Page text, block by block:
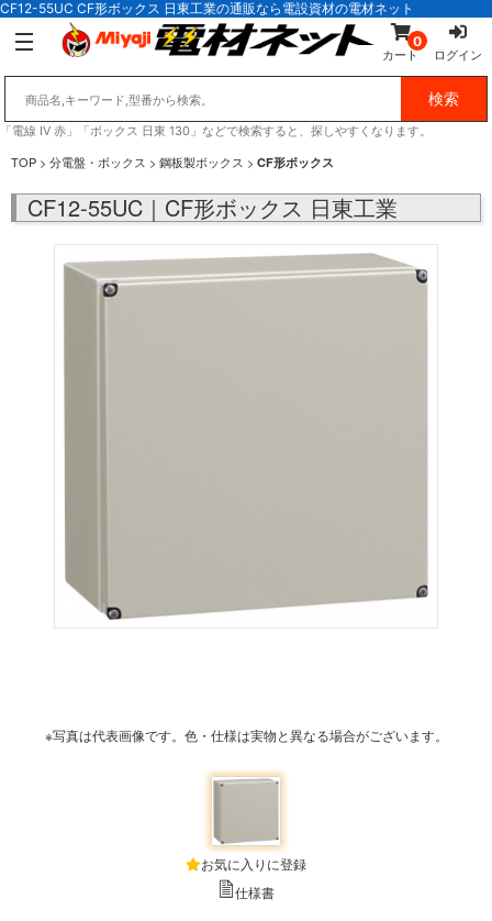
CF12-55UC CF形ボックス 日東工業の通販なら電設資材の電材ネット
0
カート ログイン
「電線 IV 赤」「ボックス 日東 130」などで検索すると、探しやすくなります。
TOP > 分電盤・ボックス > 鋼板製ボックス > CF形ボックス
CF12-55UC｜CF形ボックス 日東工業
※写真は代表画像です。色・仕様は実物と異なる場合がございます。
お気に入りに登録
仕様書